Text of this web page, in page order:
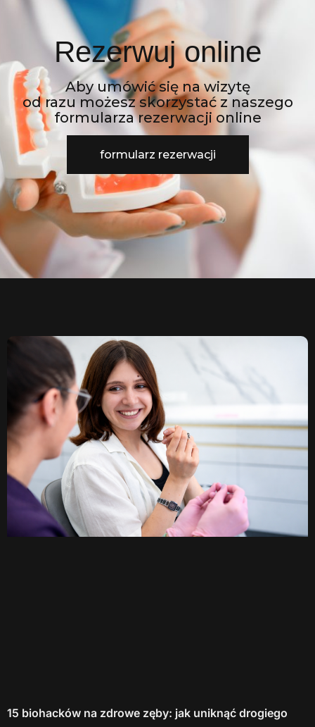
Rezerwuj online
Aby umówić się na wizytę
od razu możesz skorzystać z naszego
formularza rezerwacji online
formularz rezerwacji
15 biohacków na zdrowe zęby: jak uniknąć drogiego